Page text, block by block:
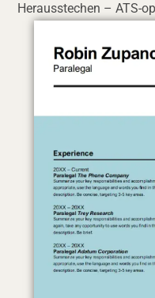
Herausstechen – ATS-